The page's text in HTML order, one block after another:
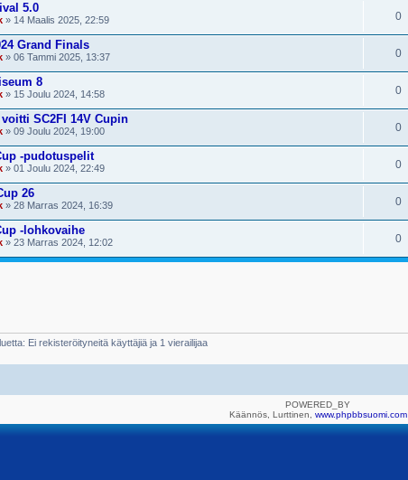
5.0
» 14 Maalis 2025, 22:59 0
Grand Finals
» 06 Tammi 2025, 13:37 0
8
» 15 Joulu 2024, 14:58 0
SC2FI 14V Cupin
» 09 Joulu 2024, 19:00 0
-pudotuspelit
» 01 Joulu 2024, 22:49 0
26
» 28 Marras 2024, 16:39 0
-lohkovaihe
» 23 Marras 2024, 12:02 0
Ei rekisteröityneitä käyttäjiä ja 1 vierailijaa
POWERED_BY
Käännös, Lurttinen, www.phpbbsuomi.com